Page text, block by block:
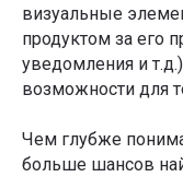
визуальные
продуктом за его
уведомления и
возможности для
Чем глубже
больше шансов